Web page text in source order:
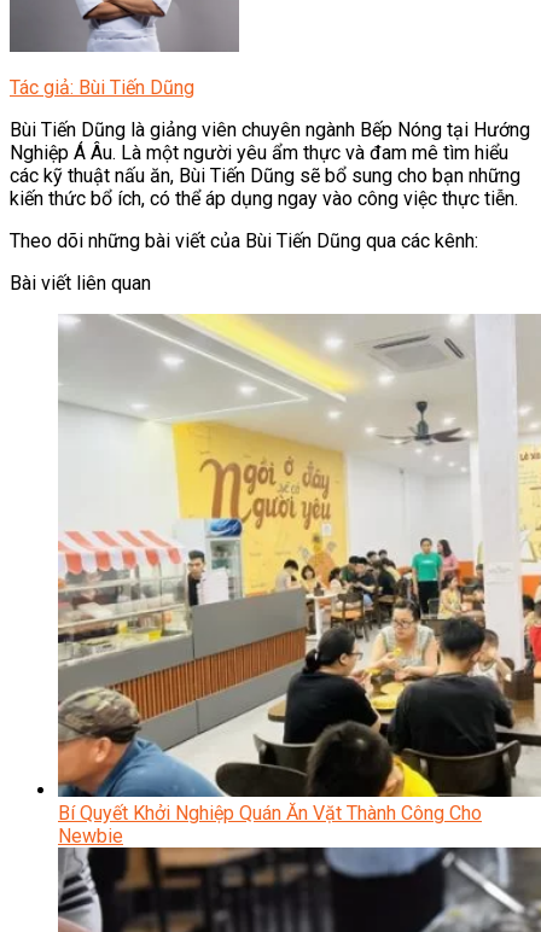
Tác giả: Bùi Tiến Dũng
Bùi Tiến Dũng là giảng viên chuyên ngành Bếp Nóng tại Hướng
Nghiệp Á Âu. Là một người yêu ẩm thực và đam mê tìm hiểu
các kỹ thuật nấu ăn, Bùi Tiến Dũng sẽ bổ sung cho bạn những
kiến thức bổ ích, có thể áp dụng ngay vào công việc thực tiễn.
Theo dõi những bài viết của Bùi Tiến Dũng qua các kênh:
Bài viết liên quan
Bí Quyết Khởi Nghiệp Quán Ăn Vặt Thành Công Cho
Newbie